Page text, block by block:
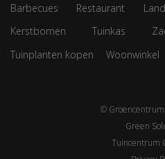
Barbecues Restaurant
Kerstbomen
Tuinkas
Tuinplanten kopen
Woonwinkel
©
Green
Tuincentrum